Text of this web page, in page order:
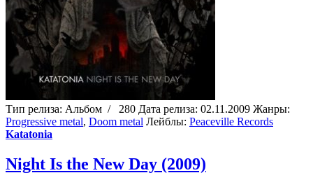
Тип релиза: Альбом / 280 Дата релиза: 02.11.2009 Жанры:
Progressive metal, Doom metal Лейблы: Peaceville Records
Katatonia
Night Is the New Day (2009)